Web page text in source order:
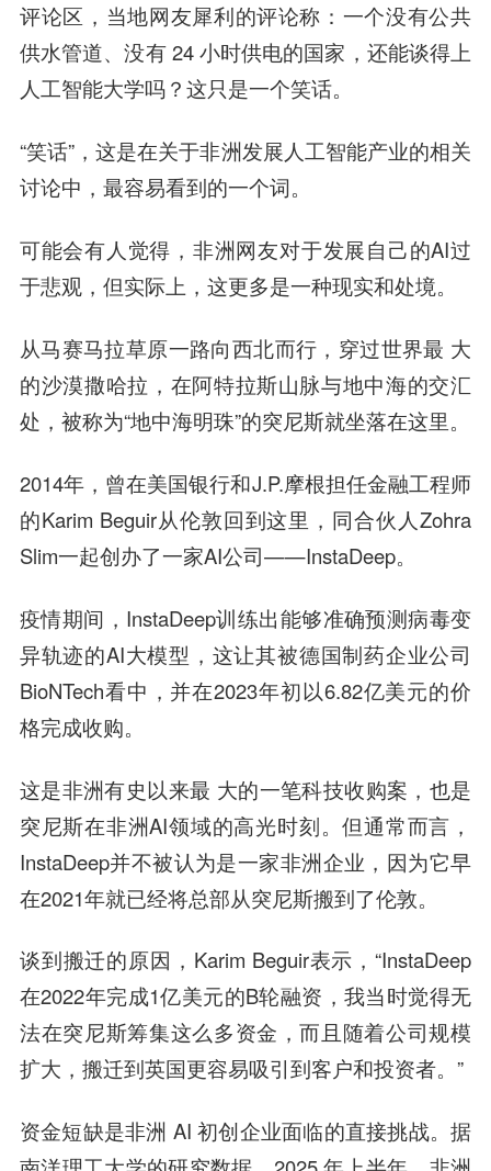
评论区，当地网友犀利的评论称：一个没有公共
供水管道、没有 24 小时供电的国家，还能谈得上
人工智能大学吗？这只是一个笑话。
“笑话”，这是在关于非洲发展人工智能产业的相关
讨论中，最容易看到的一个词。
可能会有人觉得，非洲网友对于发展自己的AI过
于悲观，但实际上，这更多是一种现实和处境。
从马赛马拉草原一路向西北而行，穿过世界最 大
的沙漠撒哈拉，在阿特拉斯山脉与地中海的交汇
处，被称为“地中海明珠”的突尼斯就坐落在这里。
2014年，曾在美国银行和J.P.摩根担任金融工程师
的Karim Beguir从伦敦回到这里，同合伙人Zohra
Slim一起创办了一家AI公司——InstaDeep。
疫情期间，InstaDeep训练出能够准确预测病毒变
异轨迹的AI大模型，这让其被德国制药企业公司
BioNTech看中，并在2023年初以6.82亿美元的价
格完成收购。
这是非洲有史以来最 大的一笔科技收购案，也是
突尼斯在非洲AI领域的高光时刻。但通常而言，
InstaDeep并不被认为是一家非洲企业，因为它早
在2021年就已经将总部从突尼斯搬到了伦敦。
谈到搬迁的原因，Karim Beguir表示，“InstaDeep
在2022年完成1亿美元的B轮融资，我当时觉得无
法在突尼斯筹集这么多资金，而且随着公司规模
扩大，搬迁到英国更容易吸引到客户和投资者。”
资金短缺是非洲 AI 初创企业面临的直接挑战。据